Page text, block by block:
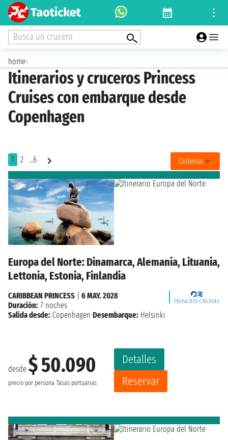
Busca un crucero
home›
Itinerarios y cruceros Princess
Cruises con embarque desde
Copenhagen
1 2 ..6 Ordenar
Europa del Norte: Dinamarca, Alemania, Lituania,
Lettonia, Estonia, Finlandia
desde $ 50.090
precio por persona Tasas portuarias
Detalles
Reservar
CARIBBEAN PRINCESS
6 MAY. 2028
Duración: 7 noches
Salida desde: Copenhagen Desembarque: Helsinki